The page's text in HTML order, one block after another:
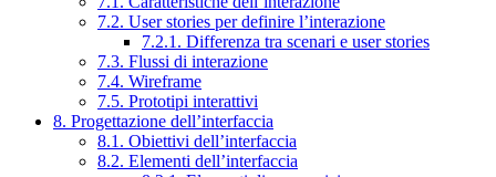
7.2. User stories per definire l’interazione
7.2.1. Differenza tra scenari e user stories
7.3. Flussi di interazione
7.4. Wireframe
7.5. Prototipi interattivi
8. Progettazione dell’interfaccia
8.1. Obiettivi dell’interfaccia
8.2. Elementi dell’interfaccia